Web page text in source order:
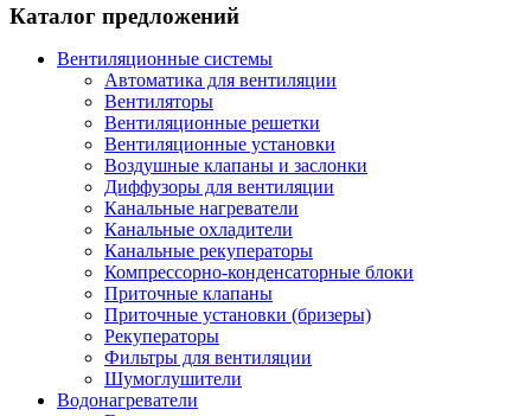
Каталог предложений
Вентиляционные системы
Автоматика для вентиляции
Вентиляторы
Вентиляционные решетки
Вентиляционные установки
Воздушные клапаны и заслонки
Диффузоры для вентиляции
Канальные нагреватели
Канальные охладители
Канальные рекуператоры
Компрессорно-конденсаторные блоки
Приточные клапаны
Приточные установки (бризеры)
Рекуператоры
Фильтры для вентиляции
Шумоглушители
Водонагреватели